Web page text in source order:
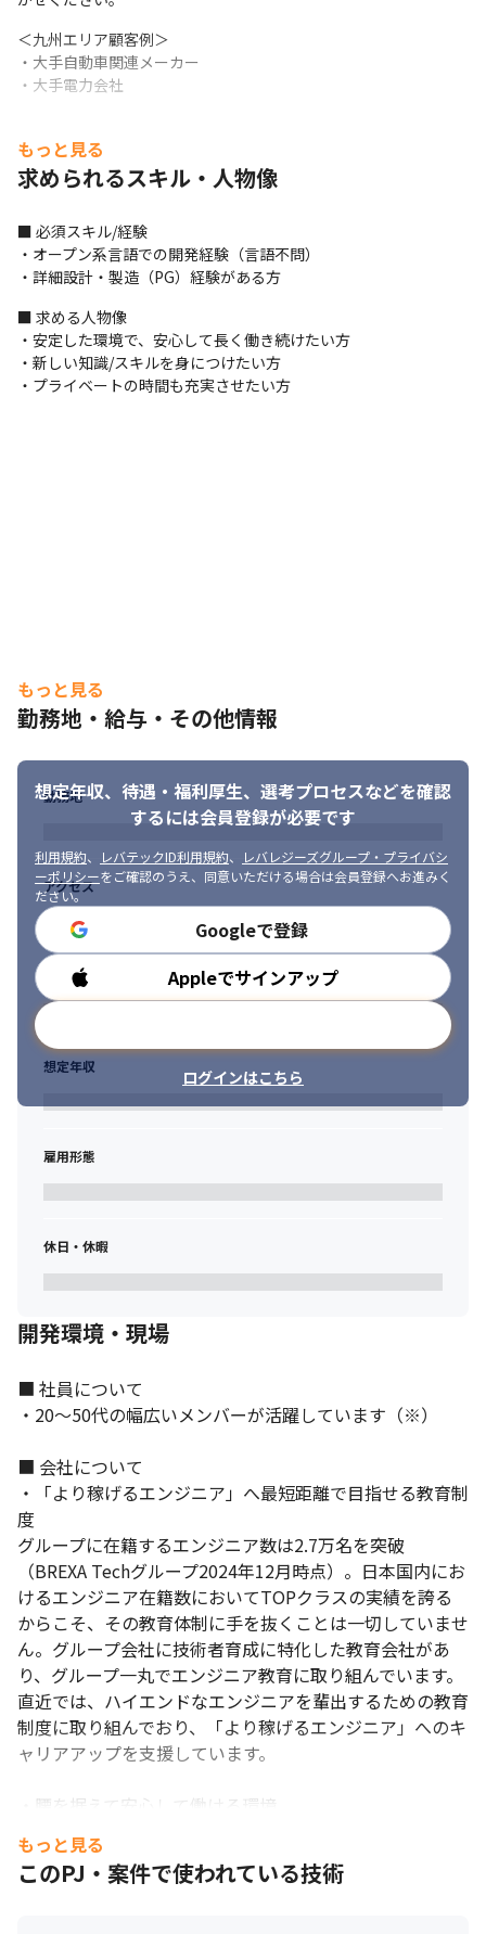
＜九州エリア顧客例＞
・大手自動車関連メーカー
・大手電力会社
・顧客BtoBシステムの更改案件、DX対応検討などへの参画
・IoT、AIなど使用した新たなサービス立上げ
・大手加工食品企業のモバイルアプリケーションの開発
・特権アカウント管理システムの構築
・接客支援システムのクラウドWeb化
・行動予測アプリケーションの実証実験
・AIOCRを使用した契約書の分類分け実証実験
もっと見る
求められるスキル・人物像
■ 必須スキル/経験
・オープン系言語での開発経験（言語不問）
・詳細設計・製造（PG）経験がある方
■ 求める人物像
・安定した環境で、安心して長く働き続けたい方
・新しい知識/スキルを身につけたい方
・プライベートの時間も充実させたい方
もっと見る
勤務地・給与・その他情報
想定年収、待遇・福利厚生、 選考プロセスなどを確認
するには会員登録が必要です
利用規約、 レバテックID利用規約、
レバレジーズグループ・プライバシ
ーポリシーをご確認のうえ、同意いただける場合は会員登録へお進みく
ださい。
Googleで登録
Appleでサインアップ
ログインはこちら
勤務地
アクセス
勤務時間
想定年収
雇用形態
休日・休暇
開発環境・現場
■ 社員について
・20～50代の幅広いメンバーが活躍しています（※）
■ 会社について
・「より稼げるエンジニア」へ最短距離で目指せる教育制
度
グループに在籍するエンジニア数は2.7万名を突破
（BREXA Techグループ2024年12月時点）。日本国内にお
けるエンジニア在籍数においてTOPクラスの実績を誇る
からこそ、その教育体制に手を抜くことは一切していませ
ん。グループ会社に技術者育成に特化した教育会社があ
り、グループ一丸でエンジニア教育に取り組んでいます。
直近では、ハイエンドなエンジニアを輩出するための教育
制度に取り組んでおり、「より稼げるエンジニア」へのキ
ャリアアップを支援しています。
・腰を据えて安心して働ける環境
グループとしての安定した経営基盤をもとに、各種手当や
福利厚生、働きやすい環境づくりなどに積極的に取り組ん
でいます。残業も月10時間40分（2024年12月時点）とオ
もっと見る
このPJ・案件で使われている技術